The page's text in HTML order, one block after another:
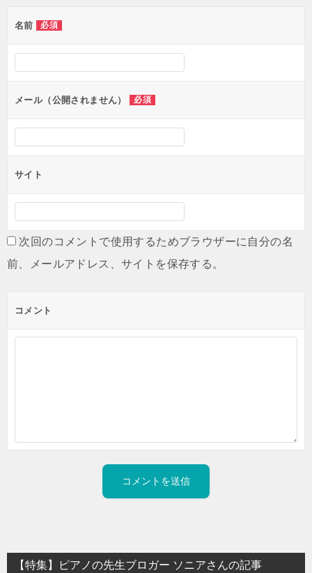
ー
シ
ン
名前 必須
メール（公開されません） 必須
サイト
次回のコメントで使用するためブラウザーに自分の名
前、メールアドレス、サイトを保存する。
コメント
【特集】ピアノの先生ブロガー ソニアさんの記事